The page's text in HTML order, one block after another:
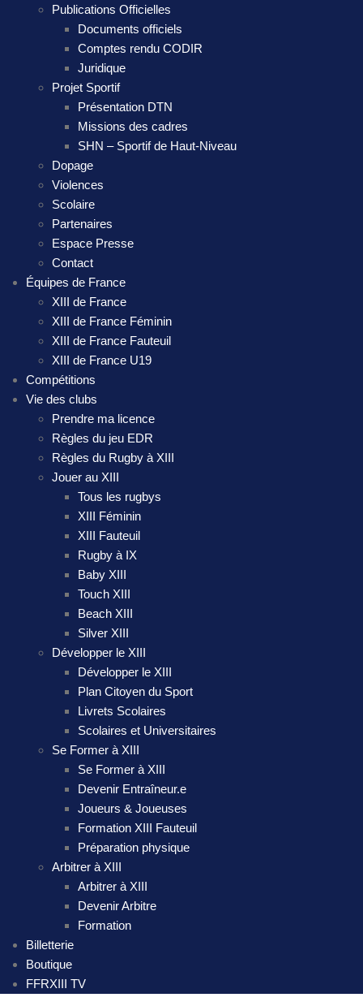
Publications Officielles
Documents officiels
Comptes rendu CODIR
Juridique
Projet Sportif
Présentation DTN
Missions des cadres
SHN – Sportif de Haut-Niveau
Dopage
Violences
Scolaire
Partenaires
Espace Presse
Contact
Équipes de France
XIII de France
XIII de France Féminin
XIII de France Fauteuil
XIII de France U19
Compétitions
Vie des clubs
Prendre ma licence
Règles du jeu EDR
Règles du Rugby à XIII
Jouer au XIII
Tous les rugbys
XIII Féminin
XIII Fauteuil
Rugby à IX
Baby XIII
Touch XIII
Beach XIII
Silver XIII
Développer le XIII
Développer le XIII
Plan Citoyen du Sport
Livrets Scolaires
Scolaires et Universitaires
Se Former à XIII
Se Former à XIII
Devenir Entraîneur.e
Joueurs & Joueuses
Formation XIII Fauteuil
Préparation physique
Arbitrer à XIII
Arbitrer à XIII
Devenir Arbitre
Formation
Billetterie
Boutique
FFRXIII TV